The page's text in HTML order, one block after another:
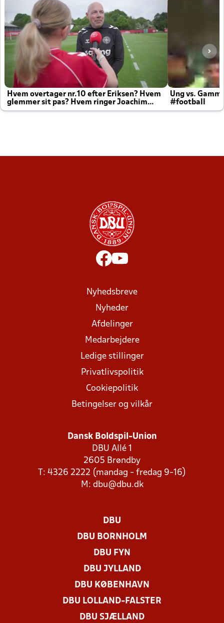
Hvem overtager nr.10 efter Eriksen? Hvem
glemmer sit pas? Hvem ringer Joachim
altid til efter kampe?
Ung vs.
#football
Nyhedsbreve
Nyheder
Afdelinger
Medarbejdere
Ledige stillinger
Privatlivspolitik
Cookiepolitik
Betingelser og vilkår
Dansk Boldspil-Union
DBU Allé 1
2605 Brøndby
T: 4326 2222 (mandag - fredag 9-16)
M: dbu@dbu.dk
DBU
DBU BORNHOLM
DBU FYN
DBU JYLLAND
DBU KØBENHAVN
DBU LOLLAND-FALSTER
DBU SJÆLLAND